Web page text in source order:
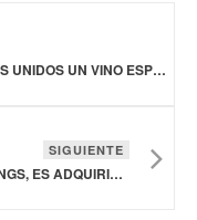
JOSH CELLARS LANZA EN ESTADOS UNIDOS UN VINO ESPUMOSO SIN ALCOHOL
SIGUIENTE
KATE FARMS, EMPRESA DE NOVO HOLDINGS, ES ADQUIRIDA POR DANONE